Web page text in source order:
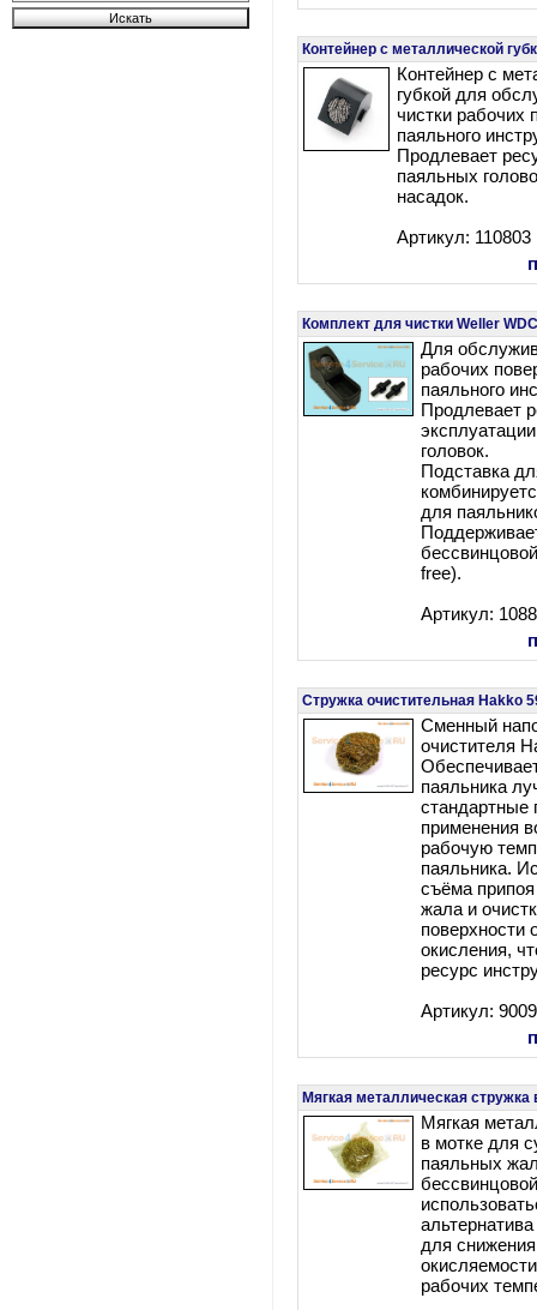
Контейнер с металлической
Контейнер с
губкой для
чистки рабочих
паяльного
Продлевает
паяльных
насадок.
Артикул: 110803
Комплект для чистки Weller
Для
рабочих
паяльного
Продлевает
головок.
Подставка
для
free).
Артикул:
Стружка очистительная Hakko
Сменный
очистителя
паяльника
стандартные
применения
рабочую
паяльника.
съёма
жала и
поверхности
окисления,
ресурс
Артикул:
Мягкая металлическая стружка
Мягкая
в мотке для
паяльных
для
рабочих